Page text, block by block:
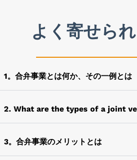
よく寄せら
1。合弁事業とは何か、その一例とは
利益のために、ガバナンス、利益、投
たとえば、インドでインド向けの誘
2. What are the types of a joint
3。合弁事業のメリットとは